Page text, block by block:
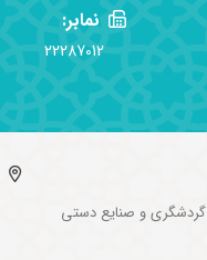
نمابر:
22287012
گردشگری و صنایع دستی